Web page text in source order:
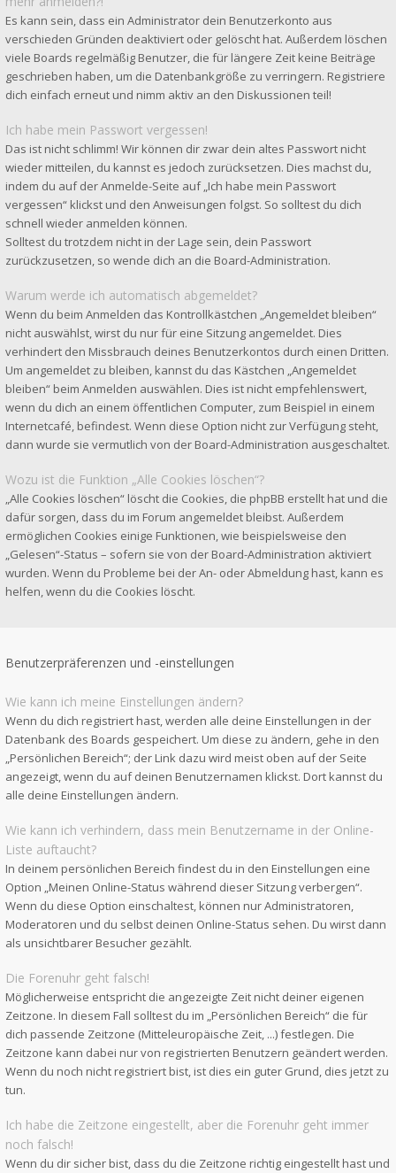
Es kann sein, dass ein Administrator dein Benutzerkonto aus
verschieden Gründen deaktiviert oder gelöscht hat. Außerdem löschen
viele Boards regelmäßig Benutzer, die für längere Zeit keine Beiträge
geschrieben haben, um die Datenbankgröße zu verringern. Registriere
dich einfach erneut und nimm aktiv an den Diskussionen teil!
Ich habe mein Passwort vergessen!
Das ist nicht schlimm! Wir können dir zwar dein altes Passwort nicht
wieder mitteilen, du kannst es jedoch zurücksetzen. Dies machst du,
indem du auf der Anmelde-Seite auf „Ich habe mein Passwort
vergessen“ klickst und den Anweisungen folgst. So solltest du dich
schnell wieder anmelden können.
Solltest du trotzdem nicht in der Lage sein, dein Passwort
zurückzusetzen, so wende dich an die Board-Administration.
Warum werde ich automatisch abgemeldet?
Wenn du beim Anmelden das Kontrollkästchen „Angemeldet bleiben“
nicht auswählst, wirst du nur für eine Sitzung angemeldet. Dies
verhindert den Missbrauch deines Benutzerkontos durch einen Dritten.
Um angemeldet zu bleiben, kannst du das Kästchen „Angemeldet
bleiben“ beim Anmelden auswählen. Dies ist nicht empfehlenswert,
wenn du dich an einem öffentlichen Computer, zum Beispiel in einem
Internetcafé, befindest. Wenn diese Option nicht zur Verfügung steht,
dann wurde sie vermutlich von der Board-Administration ausgeschaltet.
Wozu ist die Funktion „Alle Cookies löschen“?
„Alle Cookies löschen“ löscht die Cookies, die phpBB erstellt hat und die
dafür sorgen, dass du im Forum angemeldet bleibst. Außerdem
ermöglichen Cookies einige Funktionen, wie beispielsweise den
„Gelesen“-Status – sofern sie von der Board-Administration aktiviert
wurden. Wenn du Probleme bei der An- oder Abmeldung hast, kann es
helfen, wenn du die Cookies löscht.
Benutzerpräferenzen und -einstellungen
Wie kann ich meine Einstellungen ändern?
Wenn du dich registriert hast, werden alle deine Einstellungen in der
Datenbank des Boards gespeichert. Um diese zu ändern, gehe in den
„Persönlichen Bereich“; der Link dazu wird meist oben auf der Seite
angezeigt, wenn du auf deinen Benutzernamen klickst. Dort kannst du
alle deine Einstellungen ändern.
Wie kann ich verhindern, dass mein Benutzername in der Online-
Liste auftaucht?
In deinem persönlichen Bereich findest du in den Einstellungen eine
Option „Meinen Online-Status während dieser Sitzung verbergen“.
Wenn du diese Option einschaltest, können nur Administratoren,
Moderatoren und du selbst deinen Online-Status sehen. Du wirst dann
als unsichtbarer Besucher gezählt.
Die Forenuhr geht falsch!
Möglicherweise entspricht die angezeigte Zeit nicht deiner eigenen
Zeitzone. In diesem Fall solltest du im „Persönlichen Bereich“ die für
dich passende Zeitzone (Mitteleuropäische Zeit, ...) festlegen. Die
Zeitzone kann dabei nur von registrierten Benutzern geändert werden.
Wenn du noch nicht registriert bist, ist dies ein guter Grund, dies jetzt zu
tun.
Ich habe die Zeitzone eingestellt, aber die Forenuhr geht immer
noch falsch!
Wenn du dir sicher bist, dass du die Zeitzone richtig eingestellt hast und